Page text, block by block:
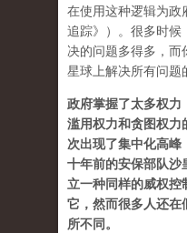
在使用这种逻辑为政
追踪》）。很多时候
决的问题多得多，而
星球上解决所有问题
政府掌握了太多权力
滥用权力和贪图权力
次出现了集中化高峰
十年前的安保部队沙
立一种同样的威权控
它，然而很多人还在
所不同。